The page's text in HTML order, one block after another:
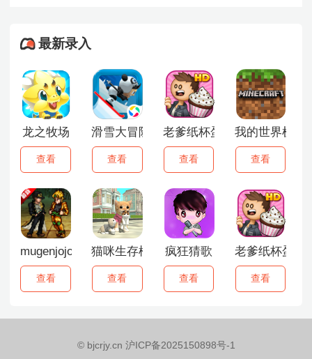
最新录入
龙之牧场
查看
滑雪大冒险老版本
查看
老爹纸杯蛋糕店
查看
我的世界机甲
查看
mugenjojo像素版
查看
猫咪生存模拟器
查看
疯狂猜歌
查看
老爹纸杯蛋糕
查看
© bjcrjy.cn 沪ICP备2025150898号-1